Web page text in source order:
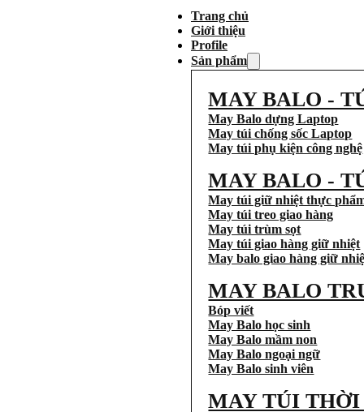
Trang chủ
Giới thiệu
Profile
Sản phẩm
MAY BALO -
May Balo dựng Laptop
May túi chống sốc Laptop
May túi phụ kiện công nghệ
MAY BALO -
May túi giữ nhiệt thực
May túi treo giao hàng
May túi trùm sọt
May túi giao hàng giữ nhiệt
May balo giao hàng giữ
MAY BALO
Bóp viết
May Balo học sinh
May Balo mầm non
May Balo ngoại ngữ
May Balo sinh viên
MAY TÚI